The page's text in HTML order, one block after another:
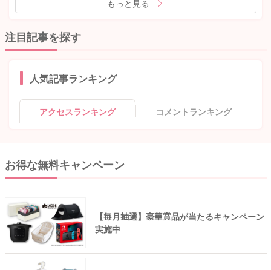
もっと見る
注目記事を探す
人気記事ランキング
アクセスランキング コメントランキング
お得な無料キャンペーン
【毎月抽選】豪華賞品が当たるキャンペーン
実施中